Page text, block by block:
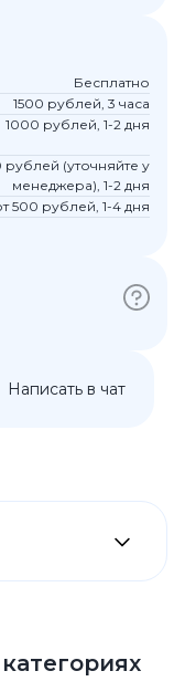
Бесплатно
1500 рублей, 3 часа
1000 рублей, 1-2 дня
рублей (уточняйте у
менеджера), 1-2 дня
500 рублей, 1-4 дня
Написать в чат